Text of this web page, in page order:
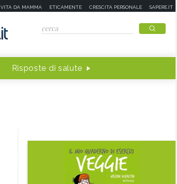
VITA DA MAMMA ETICAMENTE CRESCITA PERSONALE SAPERE.IT
Risposte di salute